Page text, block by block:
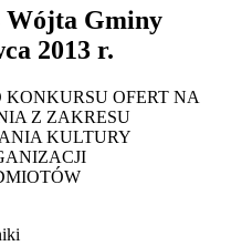
Wójta Gminy
2013 r.
OFERT NA
Z ZAKRESU
KULTURY